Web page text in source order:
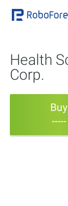
Health
Corp.
Buy
-----